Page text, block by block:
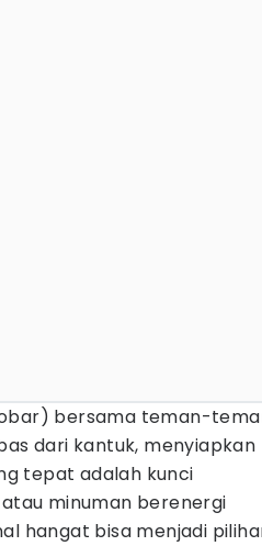
bersama teman-
dari kantuk, menyiapkan
tepat adalah kunci
minuman berenergi
hangat bisa menjadi